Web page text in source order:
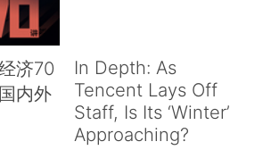
济70
内外
In Depth: As
Tencent Lays Off
Staff, Is Its ‘Winter’
Approaching?